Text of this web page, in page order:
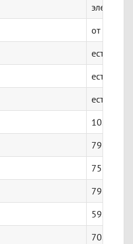
от 50 до
есть
есть
есть
10.5 кВт
798 мм
757 мм
792.5 мм
59.9 кг
70.6 кг